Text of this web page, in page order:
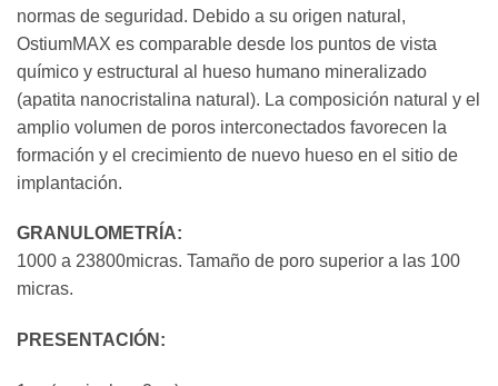
normas de seguridad. Debido a su origen natural,
OstiumMAX es comparable desde los puntos de vista
químico y estructural al hueso humano mineralizado
(apatita nanocristalina natural). La composición natural y el
amplio volumen de poros interconectados favorecen la
formación y el crecimiento de nuevo hueso en el sitio de
implantación.
GRANULOMETRÍA:
1000 a 23800micras. Tamaño de poro superior a las 100
micras.
PRESENTACIÓN: